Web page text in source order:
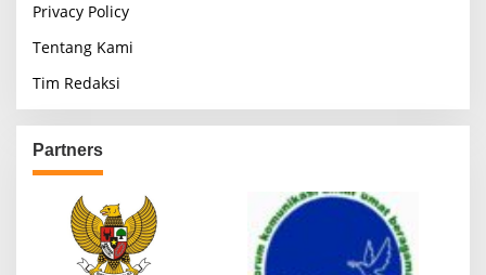
Privacy Policy
Tentang Kami
Tim Redaksi
Partners